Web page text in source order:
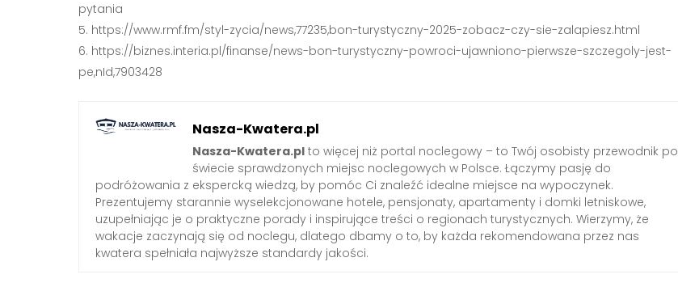
pytania
https://www.rmf.fm/styl-zycia/news,77235,bon-turystyczny-2025-zobacz-czy-sie-zalapiesz.html
https://biznes.interia.pl/finanse/news-bon-turystyczny-powroci-ujawniono-pierwsze-szczegoly-jest-
pe,nId,7903428
Nasza-Kwatera.pl
Nasza-Kwatera.pl to więcej niż portal noclegowy – to Twój osobisty przewodnik po
świecie sprawdzonych miejsc noclegowych w Polsce. Łączymy pasję do
podróżowania z ekspercką wiedzą, by pomóc Ci znaleźć idealne miejsce na wypoczynek.
Prezentujemy starannie wyselekcjonowane hotele, pensjonaty, apartamenty i domki letniskowe,
uzupełniając je o praktyczne porady i inspirujące treści o regionach turystycznych. Wierzymy, że
wakacje zaczynają się od noclegu, dlatego dbamy o to, by każda rekomendowana przez nas
kwatera spełniała najwyższe standardy jakości.